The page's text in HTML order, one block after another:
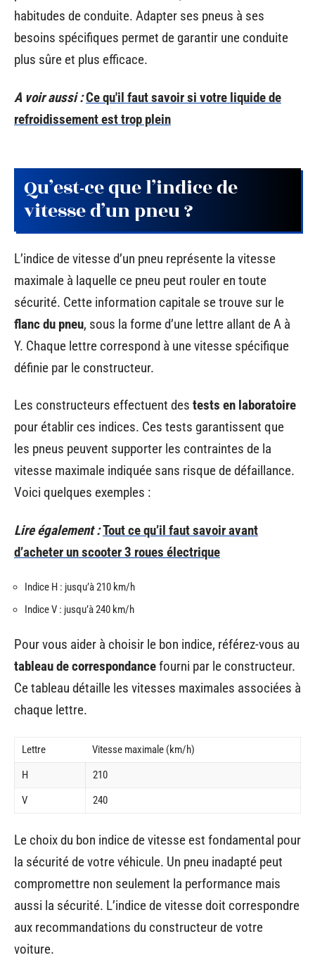
habitudes de conduite. Adapter ses pneus à ses
besoins spécifiques permet de garantir une conduite
plus sûre et plus efficace.
A voir aussi :Ce qu'il faut savoir si votre liquide de
refroidissement est trop plein
Qu’est-ce que l’indice de
vitesse d’un pneu ?
L’indice de vitesse d’un pneu représente la vitesse
maximale à laquelle ce pneu peut rouler en toute
sécurité. Cette information capitale se trouve sur le
flanc du pneu, sous la forme d’une lettre allant de A à
Y. Chaque lettre correspond à une vitesse spécifique
définie par le constructeur.
Les constructeurs effectuent des tests en laboratoire
pour établir ces indices. Ces tests garantissent que
les pneus peuvent supporter les contraintes de la
vitesse maximale indiquée sans risque de défaillance.
Voici quelques exemples :
Lire également :Tout ce qu’il faut savoir avant
d’acheter un scooter 3 roues électrique
Indice H : jusqu’à 210 km/h
Indice V : jusqu’à 240 km/h
Pour vous aider à choisir le bon indice, référez-vous au
tableau de correspondancefourni par le constructeur.
Ce tableau détaille les vitesses maximales associées à
chaque lettre.
Lettre
Vitesse maximale (km/h)
H
210
V
240
Le choix du bon indice de vitesse est fondamental pour
la sécurité de votre véhicule. Un pneu inadapté peut
compromettre non seulement la performance mais
aussi la sécurité. L’indice de vitesse doit correspondre
aux recommandations du constructeur de votre
voiture.